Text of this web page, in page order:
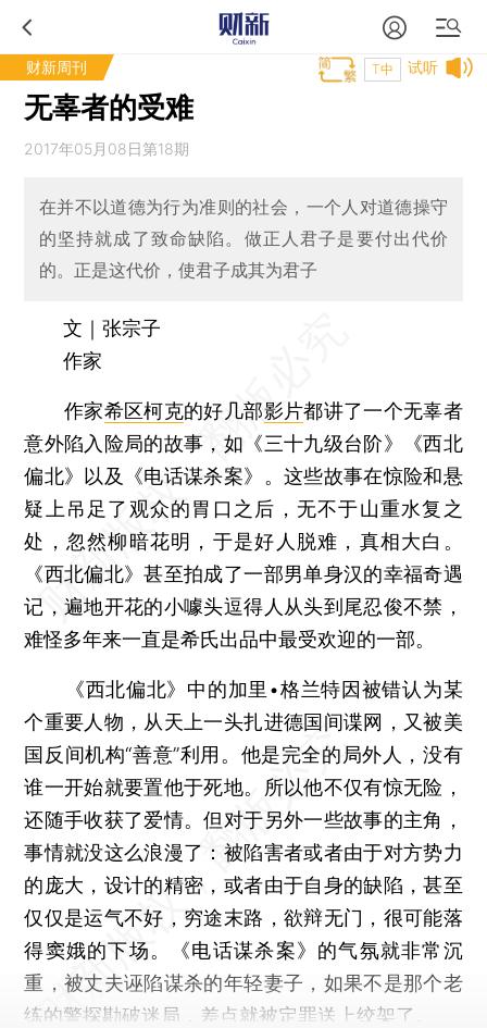
财新周刊 试听
T中
无辜者的受难
2017年05月08日第18期
在并不以道德为行为准则的社会，一个人对道德操守
的坚持就成了致命缺陷。做正人君子是要付出代价
的。正是这代价，使君子成其为君子
文｜张宗子
作家
作家希区柯克的好几部影片都讲了一个无辜者
意外陷入险局的故事，如《三十九级台阶》《西北
偏北》以及《电话谋杀案》。这些故事在惊险和悬
疑上吊足了观众的胃口之后，无不于山重水复之
处，忽然柳暗花明，于是好人脱难，真相大白。
《西北偏北》甚至拍成了一部男单身汉的幸福奇遇
记，遍地开花的小噱头逗得人从头到尾忍俊不禁，
难怪多年来一直是希氏出品中最受欢迎的一部。
《西北偏北》中的加里•格兰特因被错认为某
个重要人物，从天上一头扎进德国间谍网，又被美
国反间机构“善意”利用。他是完全的局外人，没有
谁一开始就要置他于死地。所以他不仅有惊无险，
还随手收获了爱情。但对于另外一些故事的主角，
事情就没这么浪漫了：被陷害者或者由于对方势力
的庞大，设计的精密，或者由于自身的缺陷，甚至
仅仅是运气不好，穷途末路，欲辩无门，很可能落
得窦娥的下场。《电话谋杀案》的气氛就非常沉
重，被丈夫诬陷谋杀的年轻妻子，如果不是那个老
练的警探勘破迷局，差点就被定罪送上绞架了。